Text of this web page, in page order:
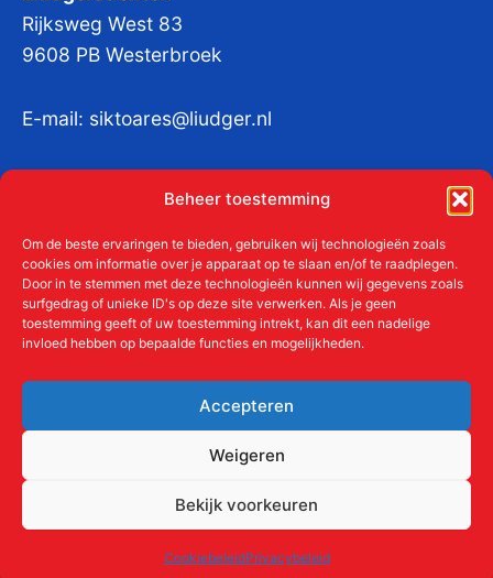
Beheer toestemming
Om de beste ervaringen te bieden, gebruiken wij technologieën zoals
cookies om informatie over je apparaat op te slaan en/of te raadplegen.
Door in te stemmen met deze technologieën kunnen wij gegevens zoals
surfgedrag of unieke ID's op deze site verwerken. Als je geen
toestemming geeft of uw toestemming intrekt, kan dit een nadelige
invloed hebben op bepaalde functies en mogelijkheden.
Accepteren
Weigeren
Bekijk voorkeuren
CookiebeleidPrivacybeleid
Rijksweg West 83
9608 PB Westerbroek
E-mail: siktoares@liudger.nl
KvKnr:41011712
Meer over de Liudgerstichten
Aanmelden als donateur
ANBI
Contact